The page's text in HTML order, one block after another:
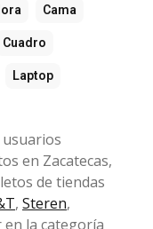
Cama
Cuadro
Laptop
en Zacatecas,
de tiendas
, Steren,
la categoría